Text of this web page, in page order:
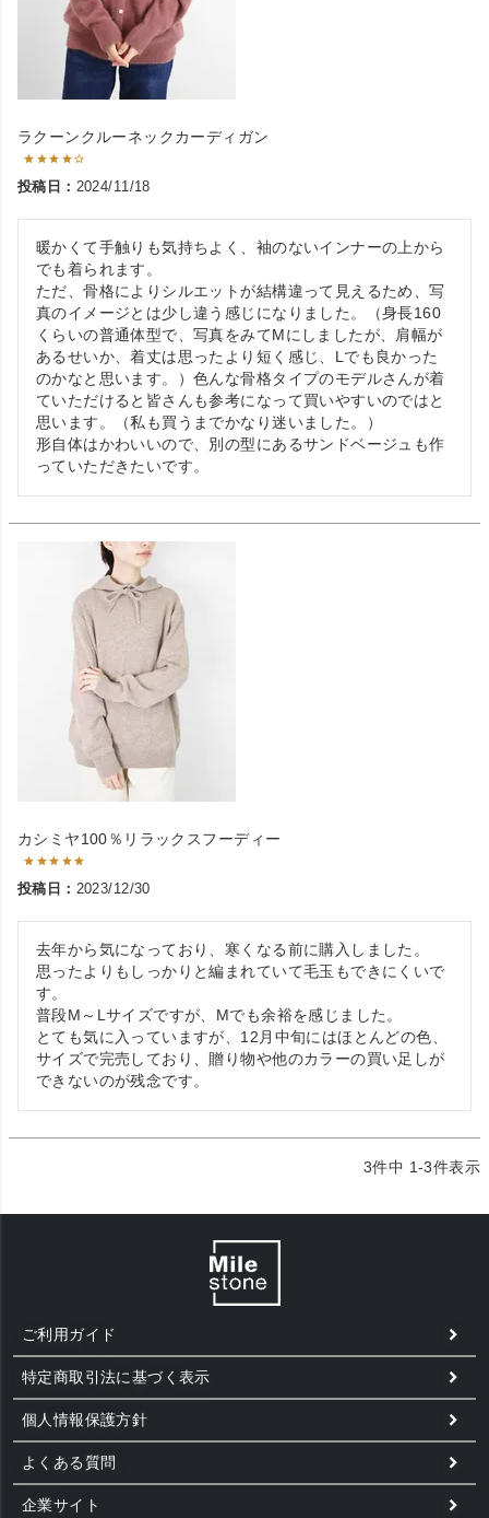
ラクーンクルーネックカーディガン
投稿日 2024/11/18
暖かくて手触りも気持ちよく、袖のないインナーの上から
でも着られます。
ただ、骨格によりシルエットが結構違って見えるため、写
真のイメージとは少し違う感じになりました。（身長160
くらいの普通体型で、写真をみてMにしましたが、肩幅が
あるせいか、着丈は思ったより短く感じ、Lでも良かった
のかなと思います。）色んな骨格タイプのモデルさんが着
ていただけると皆さんも参考になって買いやすいのではと
思います。（私も買うまでかなり迷いました。）
形自体はかわいいので、別の型にあるサンドベージュも作
っていただきたいです。
カシミヤ100％リラックスフーディー
投稿日 2023/12/30
去年から気になっており、寒くなる前に購入しました。
思ったよりもしっかりと編まれていて毛玉もできにくいで
す。
普段M～Lサイズですが、Mでも余裕を感じました。
とても気に入っていますが、12月中旬にはほとんどの色、
サイズで完売しており、贈り物や他のカラーの買い足しが
できないのが残念です。
3件中 1-3件表示
ご利用ガイド
特定商取引法に基づく表示
個人情報保護方針
よくある質問
企業サイト